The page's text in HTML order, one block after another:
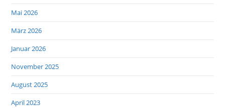
Mai 2026
März 2026
Januar 2026
November 2025
August 2025
April 2023